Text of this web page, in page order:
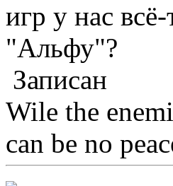
игр у нас
"Альфу"?
Записан
Wile the
can be no